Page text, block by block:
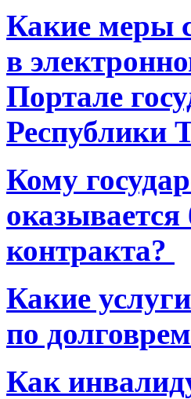
Какие меры
в
Портале
Республики
Кому
контракта?
Какие
по
Как